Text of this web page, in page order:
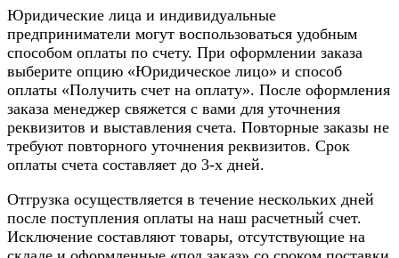
Юридические лица и индивидуальные
предприниматели могут воспользоваться удобным
способом оплаты по счету. При оформлении заказа
выберите опцию «Юридическое лицо» и способ
оплаты «Получить счет на оплату». После оформления
заказа менеджер свяжется с вами для уточнения
реквизитов и выставления счета. Повторные заказы не
требуют повторного уточнения реквизитов. Срок
оплаты счета составляет до 3-х дней.
Отгрузка осуществляется в течение нескольких дней
после поступления оплаты на наш расчетный счет.
Исключение составляют товары, отсутствующие на